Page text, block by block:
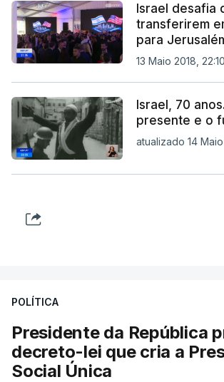
Israel desafia
transferirem
para
13 Maio 2018, 22:10
Israel, 70
presente e o
atualizado 14
POLÍTICA
Presidente da República
decreto-lei que cria a
Social Única